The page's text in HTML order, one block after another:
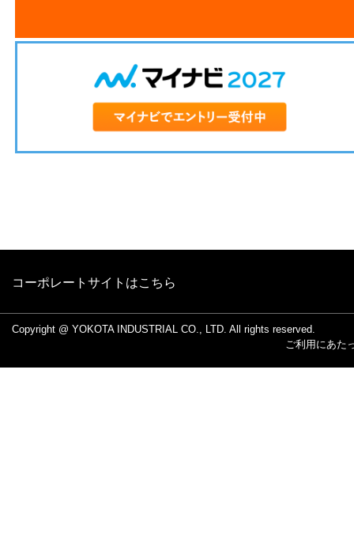
コーポレートサイトはこちら
Copyright @ YOKOTA INDUSTRIAL CO., LTD. All rights reserved.
ご利用にあた